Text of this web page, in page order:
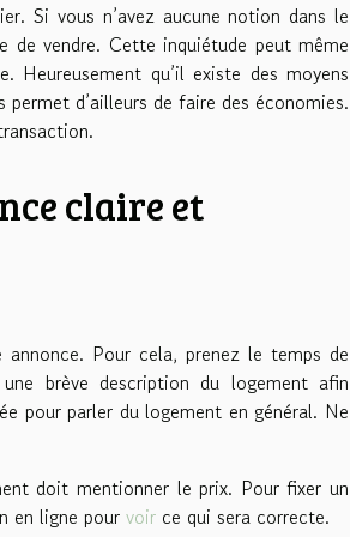
Si vous n’avez aucune notion dans le
vendre. Cette inquiétude peut même
Heureusement qu’il existe des moyens
d’ailleurs de faire des économies.
claire et
Pour cela, prenez le temps de
brève description du logement afin
pour parler du logement en général. Ne
doit mentionner le prix. Pour fixer un
en ligne pour voir ce qui sera correcte.